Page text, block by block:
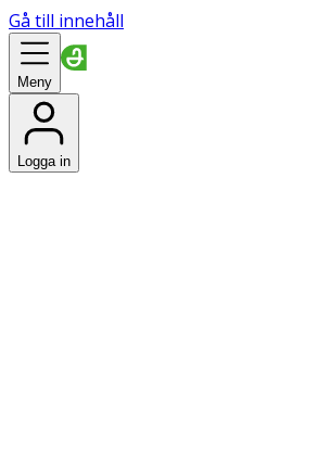
Gå till innehåll
Meny
Logga in